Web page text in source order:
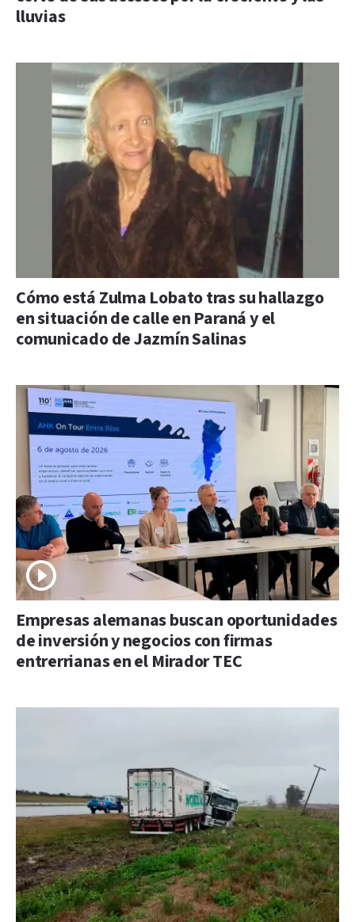
lluvias
Cómo está Zulma Lobato tras su hallazgo
en situación de calle en Paraná y el
comunicado de Jazmín Salinas
Empresas alemanas buscan oportunidades
de inversión y negocios con firmas
entrerrianas en el Mirador TEC